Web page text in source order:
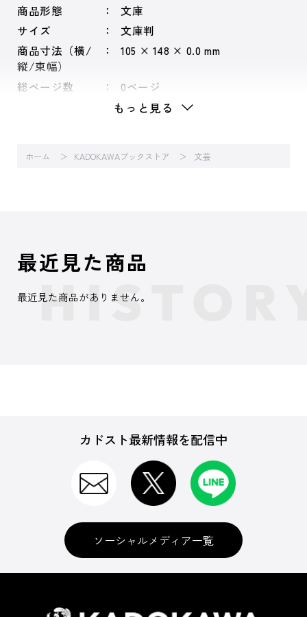
商品形態
文庫
サイズ
文庫判
商品寸法（横/
縦/束幅）
105 × 148 × 0.0 mm
総ページ数 0ページ
もっと見る
ホーム KADOKAWAブックストア 文芸
最近見た商品
最近見た商品がありません。
カドスト最新情報を配信中
ソーシャルメディア一覧